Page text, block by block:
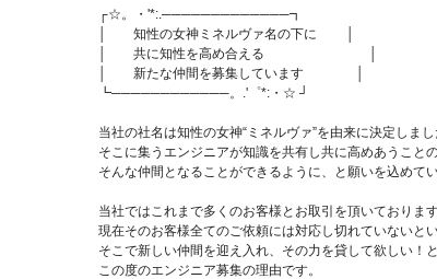
┌☆。・'*:.─────────────┓
│ 知性の女神ミネルヴァ名の下に │
│ 共に知性を高め合える │
│ 新たな仲間を募集しています │
┗────────────。.'゜*:・☆ ┘
当社の社名は知性の女神“ミネルヴァ”を由来に決定しまし
そこに集うエンジニアが知識を共有し共に高めあうこと
そんな仲間となることができるように、と願いを込めてい
当社ではこれまで多くのお客様とお取引を頂いておりま
現在そのお客様全てのご依頼には対応し切れていないとい
そこで新しい仲間を迎え入れ、その力を貸して欲しい！
この度のエンジニア募集の理由です。